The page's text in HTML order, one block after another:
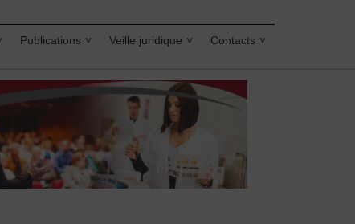
Publications Veille juridique Contacts